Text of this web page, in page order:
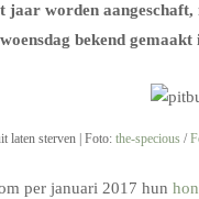
worden aangeschaft,
bekend
laten sterven | Foto: the-specious/
per januari 2017 hun